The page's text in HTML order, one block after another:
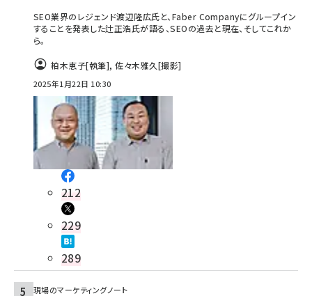
SEO業界のレジェンド渡辺隆広氏と、Faber Companyにグループイン
することを発表した辻正浩氏が語る、SEOの過去と現在、そしてこれか
ら。
柏木恵子[執筆],佐々木雅久[撮影]
2025年1月22日 10:30
212
229
289
現場のマーケティングノート